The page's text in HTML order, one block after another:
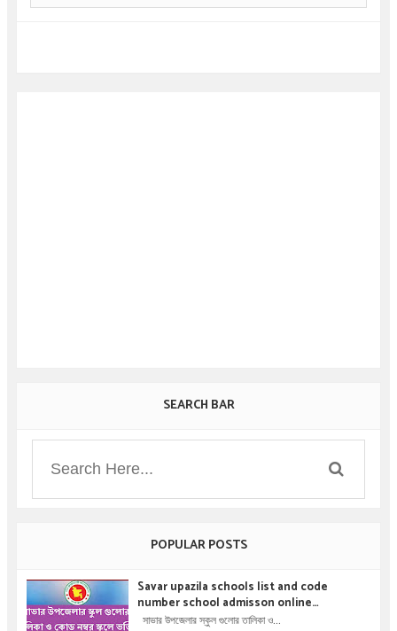
SEARCH BAR
POPULAR POSTS
Savar upazila schools list and code
number school admisson online
application details !! সাভার উপজেলার স্কুল গুলোর
সাভার উপজেলার স্কুল গুলোর তালিকা ও...